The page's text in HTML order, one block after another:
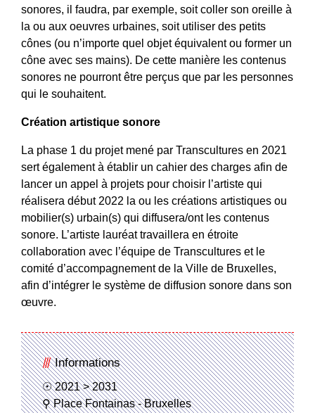
sonores, il faudra, par exemple, soit coller son oreille à
la ou aux oeuvres urbaines, soit utiliser des petits
cônes (ou n’importe quel objet équivalent ou former un
cône avec ses mains). De cette manière les contenus
sonores ne pourront être perçus que par les personnes
qui le souhaitent.
Création artistique sonore
La phase 1 du projet mené par Transcultures en 2021
sert également à établir un cahier des charges afin de
lancer un appel à projets pour choisir l’artiste qui
réalisera début 2022 la ou les créations artistiques ou
mobilier(s) urbain(s) qui diffusera/ont les contenus
sonore. L’artiste lauréat travaillera en étroite
collaboration avec l’équipe de Transcultures et le
comité d’accompagnement de la Ville de Bruxelles,
afin d’intégrer le système de diffusion sonore dans son
œuvre.
Informations
2021 > 2031
Place Fontainas - Bruxelles